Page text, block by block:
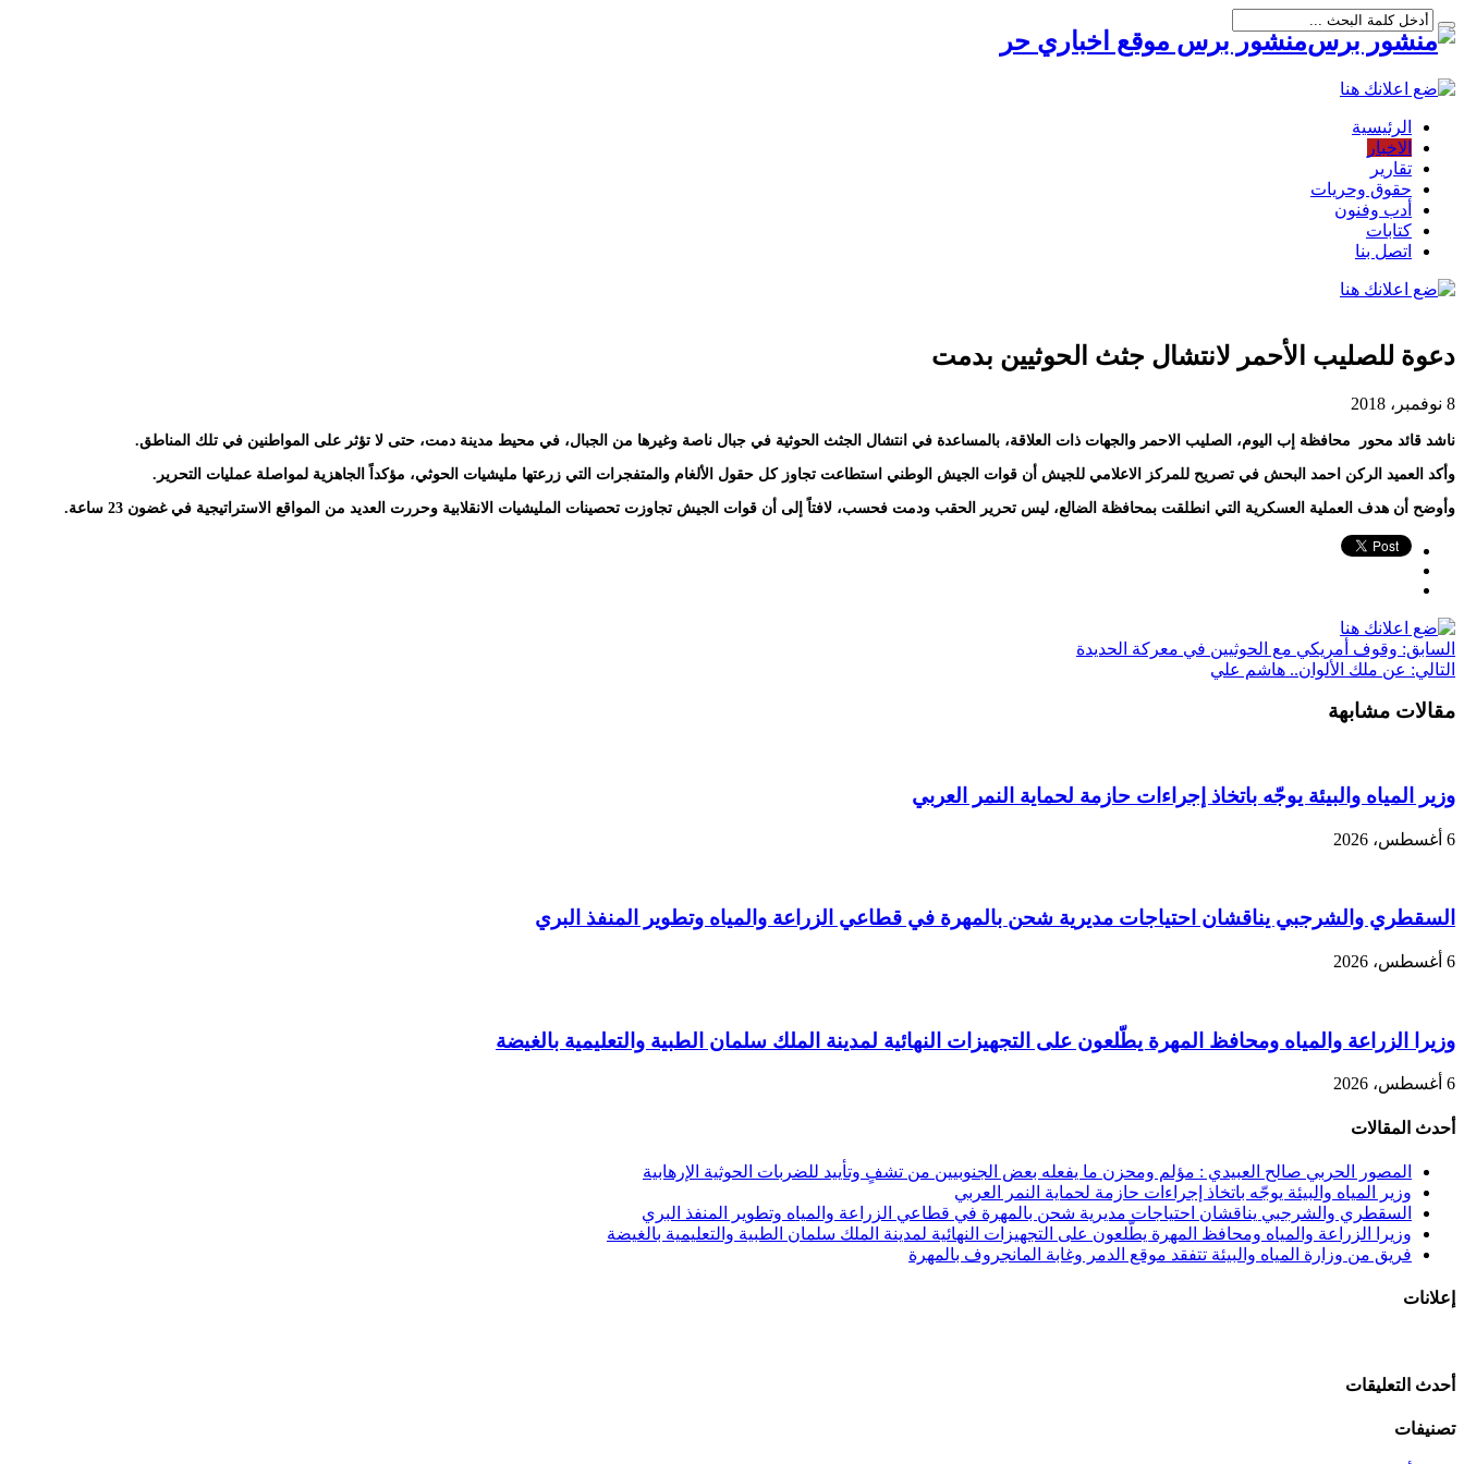
منشور برس موقع اخباري حر
الرئيسية
الاخبار
تقارير
حقوق وحريات
أدب وفنون
كتابات
اتصل بنا
دعوة للصليب الأحمر لانتشال جثث الحوثيين بدمت
8 نوفمبر، 2018
ناشد قائد محور ⁧ محافظة إب⁩ اليوم، الصليب الاحمر والجهات ذات العلاقة، بالمساعدة في انتشال الجثث الحوثية في جبال ناصة وغيرها من الجبال، في محيط مدينة دمت، حتى لا تؤثر على المواطنين في تلك المناطق.
وأكد⁩ العميد الركن احمد البحش في تصريح للمركز الاعلامي للجيش أن قوات الجيش الوطني استطاعت تجاوز كل حقول الألغام والمتفجرات التي زرعتها مليشيات الحوثي، مؤكداً الجاهزية لمواصلة عمليات التحرير.
وأوضح أن هدف العملية العسكرية التي انطلقت بمحافظة ⁧الضالع⁩، ليس تحرير الحقب ودمت فحسب، لافتاً إلى أن قوات الجيش تجاوزت تحصينات المليشيات الانقلابية وحررت العديد من المواقع الاستراتيجية في غضون 23 ساعة.
السابق: وقوف أمريكي مع الحوثيين في معركة الحديدة
التالي: عن ملك الألوان.. هاشم علي
مقالات مشابهة
وزير المياه والبيئة يوجّه باتخاذ إجراءات حازمة لحماية النمر العربي
6 أغسطس، 2026
السقطري والشرجبي يناقشان احتياجات مديرية شحن بالمهرة في قطاعي الزراعة والمياه وتطوير المنفذ البري
6 أغسطس، 2026
وزيرا الزراعة والمياه ومحافظ المهرة يطّلعون على التجهيزات النهائية لمدينة الملك سلمان الطبية والتعليمية بالغيضة
6 أغسطس، 2026
أحدث المقالات
المصور الحربي صالح العبيدي : مؤلم ومحزن ما يفعله بعض الجنوبيين من تشفٍ وتأييد للضربات الحوثية الإرهابية
وزير المياه والبيئة يوجّه باتخاذ إجراءات حازمة لحماية النمر العربي
السقطري والشرجبي يناقشان احتياجات مديرية شحن بالمهرة في قطاعي الزراعة والمياه وتطوير المنفذ البري
وزيرا الزراعة والمياه ومحافظ المهرة يطّلعون على التجهيزات النهائية لمدينة الملك سلمان الطبية والتعليمية بالغيضة
فريق من وزارة المياه والبيئة تتفقد موقع الدمر وغابة المانجروف بالمهرة
إعلانات
أحدث التعليقات
تصنيفات